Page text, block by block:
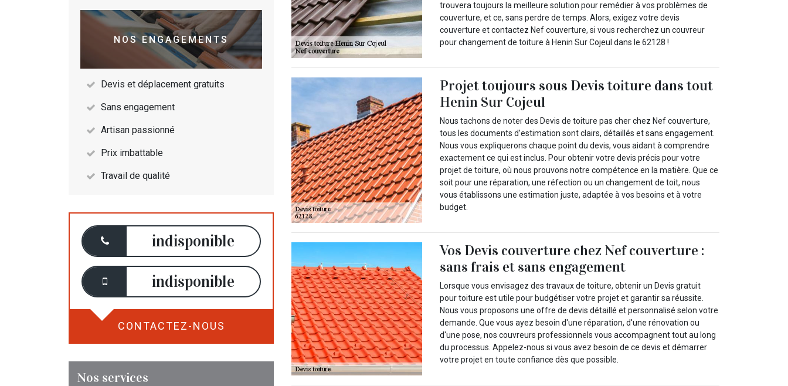
NOS ENGAGEMENTS
Devis et déplacement gratuits
Sans engagement
Artisan passionné
Prix imbattable
Travail de qualité
indisponible
indisponible
CONTACTEZ-NOUS
Nos services
trouvera toujours la meilleure solution pour remédier à vos problèmes de
couverture, et ce, sans perdre de temps. Alors, exigez votre devis
couverture et contactez Nef couverture, si vous recherchez un couvreur
pour changement de toiture à Henin Sur Cojeul dans le 62128 !
Projet toujours sous Devis toiture dans tout
Henin Sur Cojeul
Nous tachons de noter des Devis de toiture pas cher chez Nef couverture,
tous les documents d’estimation sont clairs, détaillés et sans engagement.
Nous vous expliquerons chaque point du devis, vous aidant à comprendre
exactement ce qui est inclus. Pour obtenir votre devis précis pour votre
projet de toiture, où nous prouvons notre compétence en la matière. Que ce
soit pour une réparation, une réfection ou un changement de toit, nous
vous établissons une estimation juste, adaptée à vos besoins et à votre
budget.
Vos Devis couverture chez Nef couverture :
sans frais et sans engagement
Lorsque vous envisagez des travaux de toiture, obtenir un Devis gratuit
pour toiture est utile pour budgétiser votre projet et garantir sa réussite.
Nous vous proposons une offre de devis détaillé et personnalisé selon votre
demande. Que vous ayez besoin d'une réparation, d'une rénovation ou
d'une pose, nos couvreurs professionnels vous accompagnent tout au long
du processus. Appelez-nous si vous avez besoin de ce devis et démarrer
votre projet en toute confiance dès que possible.